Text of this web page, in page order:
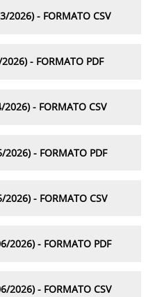
- FORMATO CSV
- FORMATO PDF
- FORMATO CSV
- FORMATO PDF
- FORMATO CSV
- FORMATO PDF
- FORMATO CSV